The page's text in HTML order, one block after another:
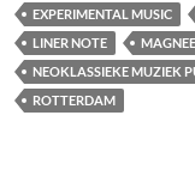
EXPERIMENTAL MUSIC
LINER NOTE
NEOKLASSIEKE MUZIEK
ROTTERDAM